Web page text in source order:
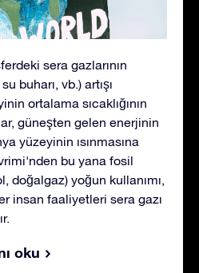
sera gazlarının
buharı, vb.) artışı
ortalama sıcaklığının
güneşten gelen enerjinin
yüzeyinin ısınmasına
bu yana fosil
doğalgaz) yoğun kullanımı,
insan faaliyetleri sera gazı
oku